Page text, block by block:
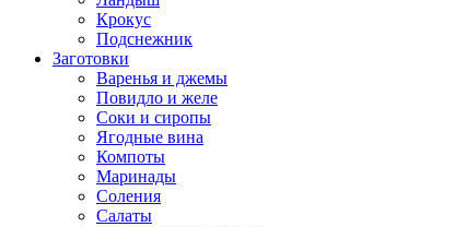
Крокус
Подснежник
Заготовки
Варенья и джемы
Повидло и желе
Соки и сиропы
Ягодные вина
Компоты
Маринады
Соления
Салаты